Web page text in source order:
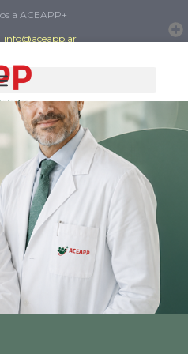
a ACEAPP+
info@aceapp.ar